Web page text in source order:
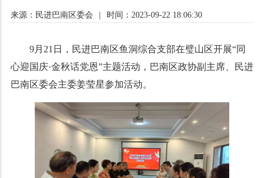
来源：民进巴南区委会 时间：2023-09-22 18:06:30
9月21日，民进巴南区鱼洞综合支部在璧山区开展“同
心迎国庆·金秋话党恩”主题活动，巴南区政协副主席、民进
巴南区委会主委姜莹星参加活动。